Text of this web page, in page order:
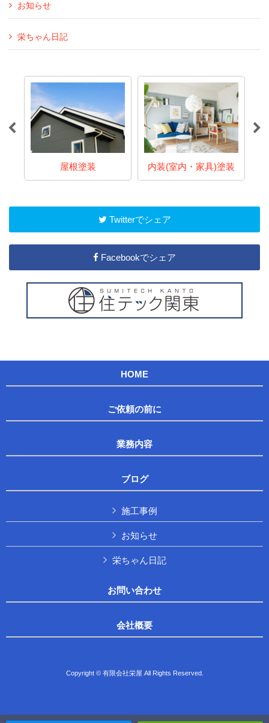
お知らせ
栄ちゃん日記
屋根塗装 内装(室内・家具)塗装
Twitterでシェア
Facebookでシェア
HOME
ご依頼の前に
業務内容
ブログ
施工事例
お知らせ
栄ちゃん日記
お問い合わせ
会社概要
Copyright © 有限会社栄屋 All Rights Reserved.